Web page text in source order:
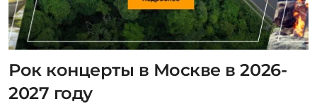
Рок концерты в Москве в 2026-
2027 году